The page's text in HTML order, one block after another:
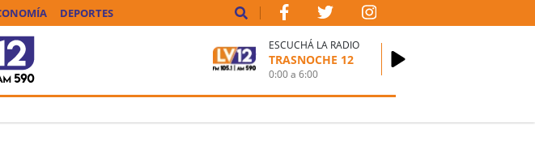
DEPORTES
ESCUCHÁ LA RADIO
TRASNOCHE 12
0:00a6:00